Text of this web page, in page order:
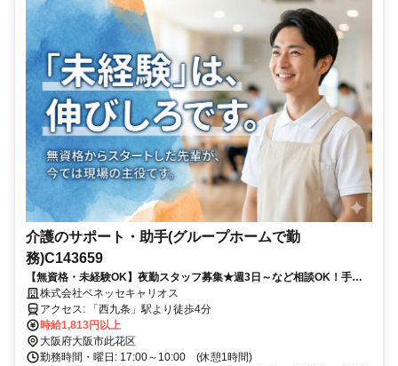
介護のサポート・助手(グループホームで勤
務)C143659
【無資格・未経験OK】夜勤スタッフ募集★週3日～など相談OK！手厚
いサポート体制で介護業界デビューを応援します／派遣介護職のお仕事
◎
株式会社ベネッセキャリオス
アクセス: 「西九条」駅より徒歩4分
時給1,813円以上
大阪府大阪市此花区
勤務時間・曜日: 17:00～10:00 (休憩1時間)